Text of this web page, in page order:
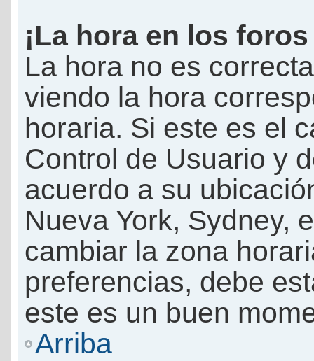
¡La hora en los
La hora no es
viendo la hora
horaria. Si este es el
Control de Usuario y
acuerdo a su
Nueva York, Sydney,
cambiar la zona
preferencias, debe
este es un buen
Arriba